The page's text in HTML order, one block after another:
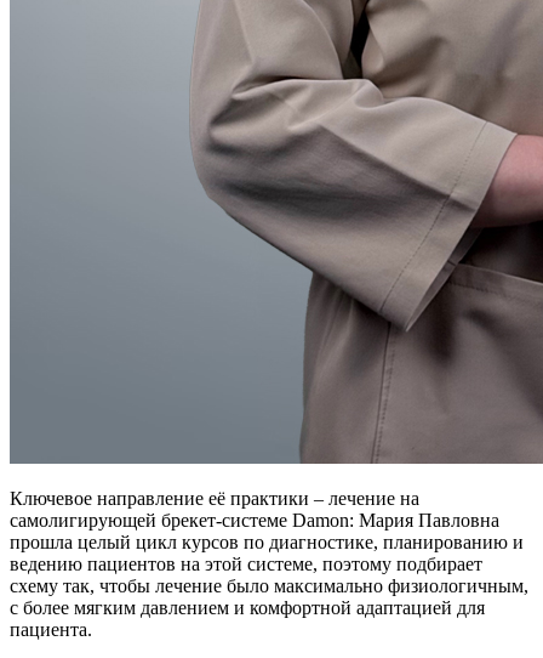
Ключевое направление её практики – лечение на
самолигирующей брекет‑системе Damon: Мария Павловна
прошла целый цикл курсов по диагностике, планированию и
ведению пациентов на этой системе, поэтому подбирает
схему так, чтобы лечение было максимально физиологичным,
с более мягким давлением и комфортной адаптацией для
пациента.​